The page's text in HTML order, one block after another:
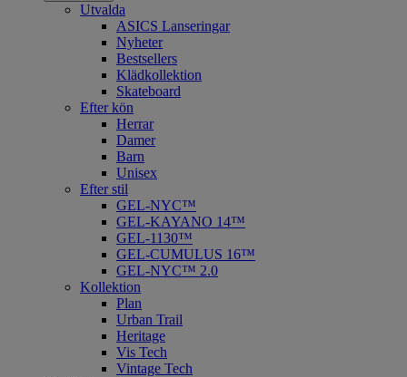
Utvalda
ASICS Lanseringar
Nyheter
Bestsellers
Klädkollektion
Skateboard
Efter kön
Herrar
Damer
Barn
Unisex
Efter stil
GEL-NYC™
GEL-KAYANO 14™
GEL-1130™
GEL-CUMULUS 16™
GEL-NYC™ 2.0
Kollektion
Plan
Urban Trail
Heritage
Vis Tech
Vintage Tech